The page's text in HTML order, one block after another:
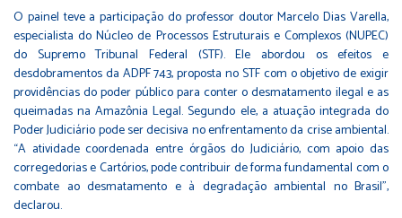
O painel teve a participação do professor doutor Marcelo Dias Varella,
especialista do Núcleo de Processos Estruturais e Complexos (NUPEC)
do Supremo Tribunal Federal (STF). Ele abordou os efeitos e
desdobramentos da ADPF 743, proposta no STF com o objetivo de exigir
providências do poder público para conter o desmatamento ilegal e as
queimadas na Amazônia Legal. Segundo ele, a atuação integrada do
Poder Judiciário pode ser decisiva no enfrentamento da crise ambiental.
“A atividade coordenada entre órgãos do Judiciário, com apoio das
corregedorias e Cartórios, pode contribuir de forma fundamental com o
combate ao desmatamento e à degradação ambiental no Brasil”,
declarou.